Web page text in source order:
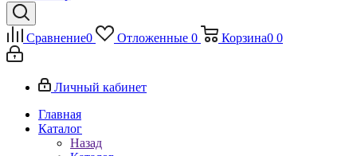
Сравнение0 Отложенные 0 Корзина0 0
Личный кабинет
Главная
Каталог
Назад